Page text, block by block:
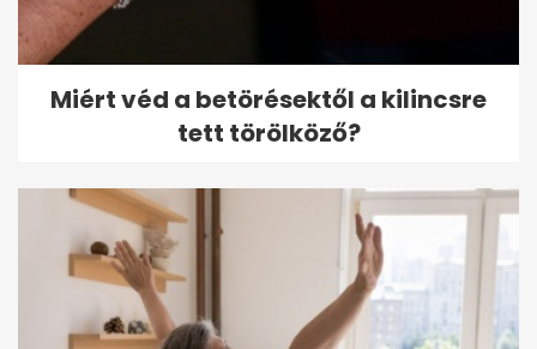
Miért véd a betörésektől a kilincsre
tett törölköző?